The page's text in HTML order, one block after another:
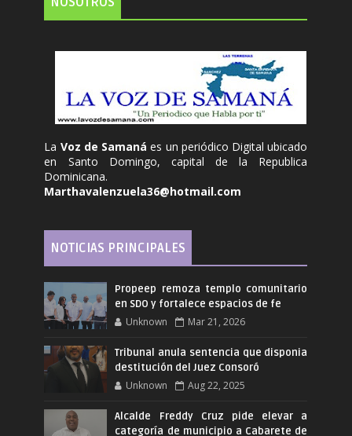
La Voz de Samanáes un periódico Digital ubicado
en Santo Domingo, capital de la Republica
Dominicana.
Marthavalenzuela36@hotmail.com
NOTICIAS PRINCIPALES
Propeep remoza templo comunitario
en SDO y fortalece espacios de fe
Unknown Mar 21, 2026
Tribunal anula sentencia que disponia
destitución del Juez Consoró
Unknown Aug 22, 2025
Alcalde Freddy Cruz pide elevar a
categoría de municipio a Cabarete de